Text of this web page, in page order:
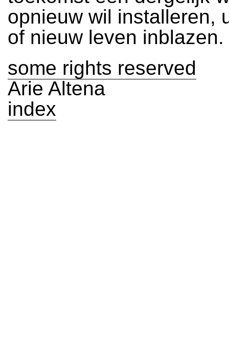
opnieuw wil installeren,
of nieuw leven inblazen.
some rights reserved
Arie Altena
index